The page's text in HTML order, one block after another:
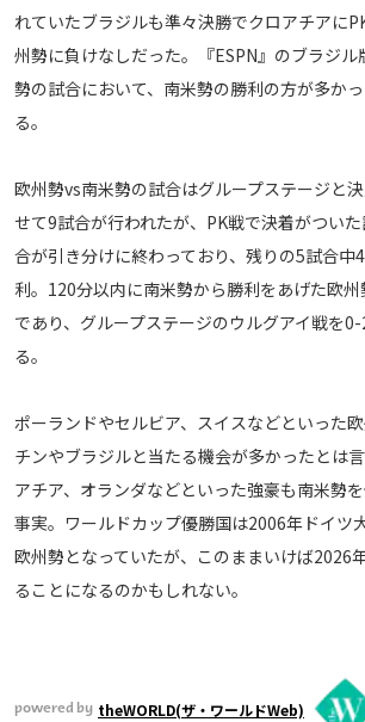
運営会社
ご利用にあたって
Share
© AbemaTV. Inc. All Rights Reserved.
れていたブラジルも準々決勝でクロアチアに
州勢に負けなしだった。『ESPN』のブラジ
勢の試合において、南米勢の勝利の方が多か
る。
欧州勢vs南米勢の試合はグループステージと
せて9試合が行われたが、PK戦で決着がつい
合が引き分けに終わっており、残りの5試合中
利。120分以内に南米勢から勝利をあげた欧
であり、グループステージのウルグアイ戦を
る。
ポーランドやセルビア、スイスなどといった
チンやブラジルと当たる機会が多かったとは
アチア、オランダなどといった強豪も南米勢
事実。ワールドカップ優勝国は2006年ドイツ
欧州勢となっていたが、このままいけば2026
ることになるのかもしれない。
powered by theWORLD(ザ・ワールドWeb)